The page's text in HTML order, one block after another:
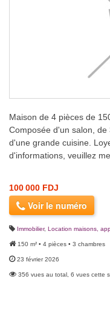
Maison de 4 pièces de
Composée d'un salon,
d'une grande cuisine.
d'informations, veuillez
100 000 FDJ
Voir le numéro
Immobilier, Location maisons,
150 m² • 4 pièces • 3 chambres
23 février 2026
356 vues au total, 6 vues cette